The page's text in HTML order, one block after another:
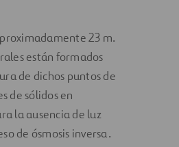
23 m.
están formados
de dichos puntos de
de sólidos en
la ausencia de luz
de ósmosis inversa.